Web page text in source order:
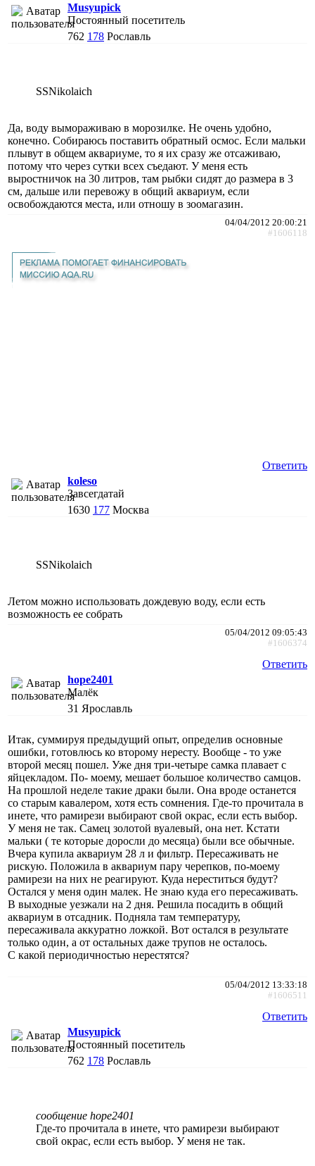
Musyupick
Постоянный посетитель
762 178 Рославль
SSNikolaich
Да, воду вымораживаю в морозилке. Не очень удобно,
конечно. Собираюсь поставить обратный осмос. Если мальки
плывут в общем аквариуме, то я их сразу же отсаживаю,
потому что через сутки всех съедают. У меня есть
выростничок на 30 литров, там рыбки сидят до размера в 3
см, дальше или перевожу в общий аквариум, если
освобождаются места, или отношу в зоомагазин.
04/04/2012 20:00:21
#1606118
Ответить
koleso
Завсегдатай
1630 177 Москва
SSNikolaich
Летом можно использовать дождевую воду, если есть
возможность ее собрать
05/04/2012 09:05:43
#1606374
Ответить
hope2401
Малёк
31 Ярославль
Итак, суммируя предыдущий опыт, определив основные
ошибки, готовлюсь ко второму нересту. Вообще - то уже
второй месяц пошел. Уже дня три-четыре самка плавает с
яйцекладом. По- моему, мешает большое количество самцов.
На прошлой неделе такие драки были. Она вроде останется
со старым кавалером, хотя есть сомнения. Где-то прочитала в
инете, что рамирези выбирают свой окрас, если есть выбор.
У меня не так. Самец золотой вуалевый, она нет. Кстати
мальки ( те которые доросли до месяца) были все обычные.
Вчера купила аквариум 28 л и фильтр. Пересаживать не
рискую. Положила в аквариум пару черепков, по-моему
рамирези на них не реагируют. Куда нереститься будут?
Остался у меня один малек. Не знаю куда его пересаживать.
В выходные уезжали на 2 дня. Решила посадить в общий
аквариум в отсадник. Подняла там температуру,
пересаживала аккуратно ложкой. Вот остался в результате
только один, а от остальных даже трупов не осталось.
С какой периодичностью нерестятся?
05/04/2012 13:33:18
#1606511
Ответить
Musyupick
Постоянный посетитель
762 178 Рославль
сообщение hope2401
Где-то прочитала в инете, что рамирези выбирают
свой окрас, если есть выбор. У меня не так.